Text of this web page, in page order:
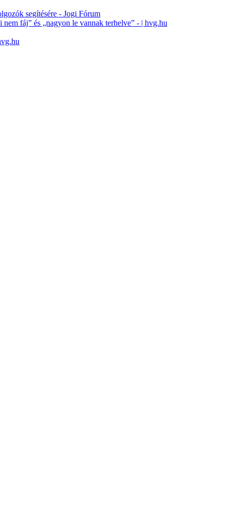
segítésére - Jogi Fórum
fáj” és „nagyon le vannak terhelve” - | hvg.hu